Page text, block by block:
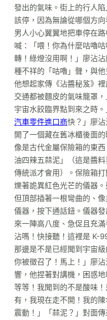
發出的氣味。街上的行人
該停，因為無論從哪個方
男人小心翼翼地把車停在
喊：「喂！你為什麼咕嚕
轉！綠燈沒用啊！」廖沾
種不祥的「咕嚕」聲，與
他想起家傳《沾醬秘笈》
交通都被麵皮的氣味籠罩
宇宙水餃臨界點到來之時
汽車零件進口商快？」廖
開了一個藏在舊冰櫃後面
像是古代金屬保險箱的東
油四辣五蒜泥」（這是醬
傳統派才會用）。保險箱
爍著詭異紅色光芒的儀器
但頂部插著一根彎曲的、
儀器，按下通話鈕。儀器
來一陣高八度、急促且充
沾嗎！快接聽！這裡是 K-
那邊是不是已經聞到宇宙
你被徵召了！馬上！」廖
響，他捏著對講機，困惑
等等！我聞到的不是酸味
有，我現在走不開！我的
震動！」「蒜泥？」對面